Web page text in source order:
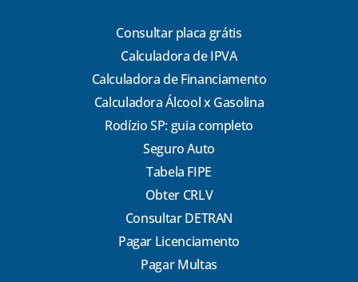
Consultar placa grátis
Calculadora de IPVA
Calculadora de Financiamento
Calculadora Álcool x Gasolina
Rodízio SP: guia completo
Seguro Auto
Tabela FIPE
Obter CRLV
Consultar DETRAN
Pagar Licenciamento
Pagar Multas